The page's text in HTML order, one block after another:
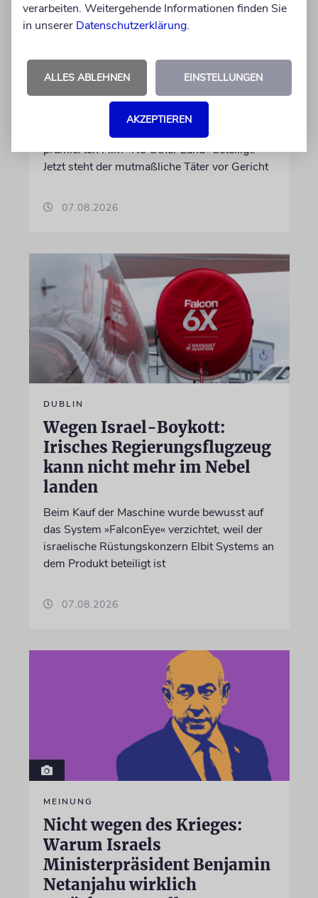
JUSTIZ
Tötung eines Palästinensers
Der getötete Aktivist setzte sich gegen
Siedlergewalt ein und war an dem Oscar-
prämierten Film »No Other Land« beteiligt.
Jetzt steht der mutmaßliche Täter vor Gericht
07.08.2026
DUBLIN
Wegen Israel-Boykott:
Irisches Regierungsflugzeug
kann nicht mehr im Nebel
landen
Beim Kauf der Maschine wurde bewusst auf
das System »FalconEye« verzichtet, weil der
israelische Rüstungskonzern Elbit Systems an
dem Produkt beteiligt ist
07.08.2026
MEINUNG
Nicht wegen des Krieges:
Warum Israels
Ministerpräsident Benjamin
Netanjahu wirklich
verarbeiten. Weitergehende Informationen finden Sie
in unserer Datenschutzerklärung.
ALLES ABLEHNEN EINSTELLUNGEN
AKZEPTIEREN